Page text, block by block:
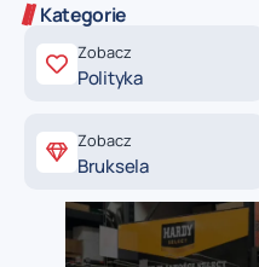
Kategorie
Zobacz
Polityka
Zobacz
Bruksela